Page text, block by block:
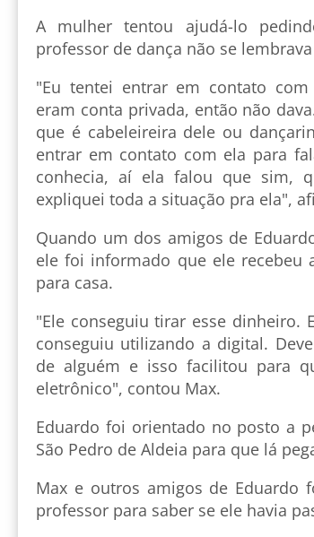
A mulher tentou ajudá-lo
professor de dança não se
"Eu tentei entrar em contato
eram conta privada, então não
que é cabeleireira dele ou
entrar em contato com ela para
conhecia, aí ela falou que sim,
expliquei toda a situação pra ela",
Quando um dos amigos de
ele foi informado que ele recebeu
para casa.
"Ele conseguiu tirar esse dinheiro.
conseguiu utilizando a digital.
de alguém e isso facilitou para
eletrônico", contou Max.
Eduardo foi orientado no posto a
São Pedro de Aldeia para que lá
Max e outros amigos de
professor para saber se ele havia